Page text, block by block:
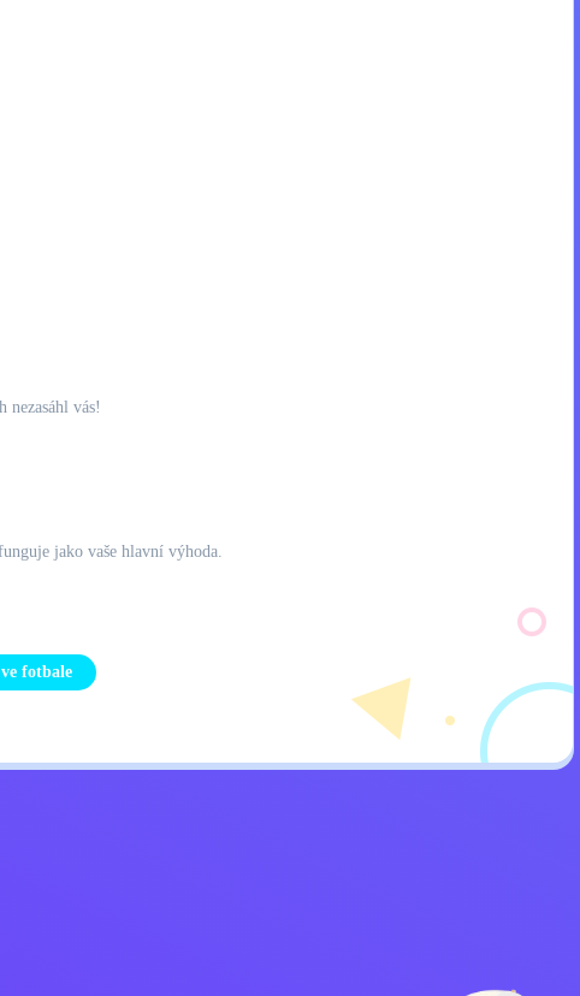
nezasáhl vás!
jako vaše hlavní výhoda.
fotbale